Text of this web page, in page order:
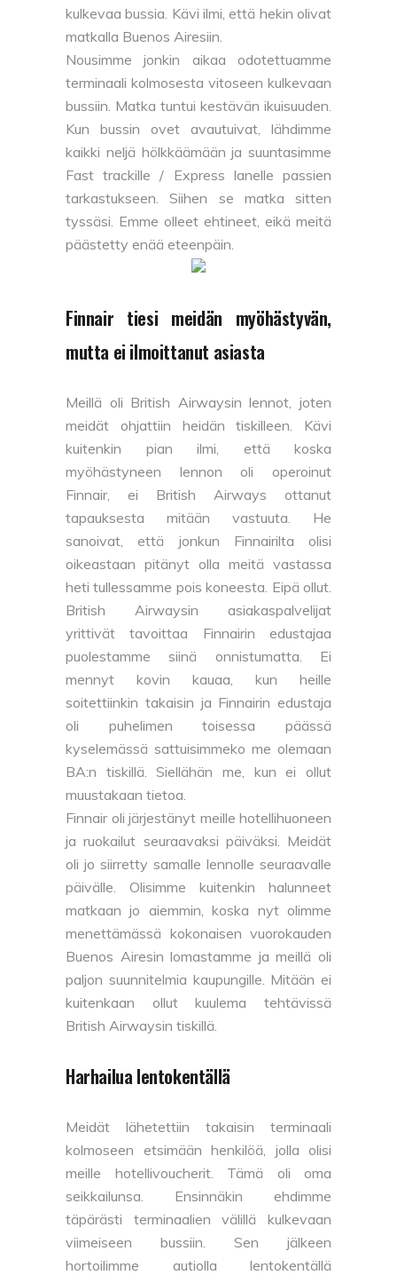
kulkevaa bussia. Kävi ilmi, että hekin olivat
matkalla Buenos Airesiin.
Nousimme jonkin aikaa odotettuamme
terminaali kolmosesta vitoseen kulkevaan
bussiin. Matka tuntui kestävän ikuisuuden.
Kun bussin ovet avautuivat, lähdimme
kaikki neljä hölkkäämään ja suuntasimme
Fast trackille / Express lanelle passien
tarkastukseen. Siihen se matka sitten
tyssäsi. Emme olleet ehtineet, eikä meitä
päästetty enää eteenpäin.
Finnair tiesi meidän myöhästyvän,
mutta ei ilmoittanut asiasta
Meillä oli British Airwaysin lennot, joten
meidät ohjattiin heidän tiskilleen. Kävi
kuitenkin pian ilmi, että koska
myöhästyneen lennon oli operoinut
Finnair, ei British Airways ottanut
tapauksesta mitään vastuuta. He
sanoivat, että jonkun Finnairilta olisi
oikeastaan pitänyt olla meitä vastassa
heti tullessamme pois koneesta. Eipä ollut.
British Airwaysin asiakaspalvelijat
yrittivät tavoittaa Finnairin edustajaa
puolestamme siinä onnistumatta. Ei
mennyt kovin kauaa, kun heille
soitettiinkin takaisin ja Finnairin edustaja
oli puhelimen toisessa päässä
kyselemässä sattuisimmeko me olemaan
BA:n tiskillä. Siellähän me, kun ei ollut
muustakaan tietoa.
Finnair oli järjestänyt meille hotellihuoneen
ja ruokailut seuraavaksi päiväksi. Meidät
oli jo siirretty samalle lennolle seuraavalle
päivälle. Olisimme kuitenkin halunneet
matkaan jo aiemmin, koska nyt olimme
menettämässä kokonaisen vuorokauden
Buenos Airesin lomastamme ja meillä oli
paljon suunnitelmia kaupungille. Mitään ei
kuitenkaan ollut kuulema tehtävissä
British Airwaysin tiskillä.
Harhailua lentokentällä
Meidät lähetettiin takaisin terminaali
kolmoseen etsimään henkilöä, jolla olisi
meille hotellivoucherit. Tämä oli oma
seikkailunsa. Ensinnäkin ehdimme
täpärästi terminaalien välillä kulkevaan
viimeiseen bussiin. Sen jälkeen
hortoilimme autiolla lentokentällä